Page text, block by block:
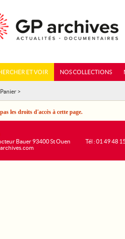
ET VOIR NOS COLLECTIONS
Panier >
les droits d'accès à cette page.
Bauer 93400 St Ouen
Tél : 01 49 48